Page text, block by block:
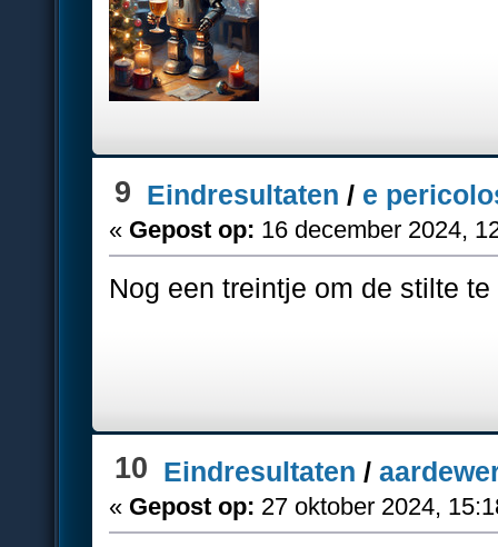
9 Eindresultaten / e
« Gepost op: 16 december 2024,
Nog een treintje om de stilte
10 Eindresultaten /
« Gepost op: 27 oktober 2024,